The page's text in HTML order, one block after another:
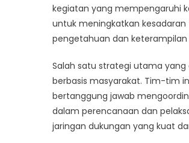
kegiatan yang mempengaruhi
untuk meningkatkan
pengetahuan dan
Salah satu strategi utama yang
berbasis masyarakat. Tim-tim
bertanggung jawab
dalam perencanaan dan
jaringan dukungan yang kuat